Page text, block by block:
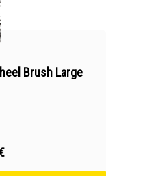
Brush Large